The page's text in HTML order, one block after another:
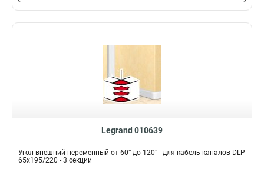
Legrand 010639
Угол внешний переменный от 60° до 120° - для кабель-каналов DLP
65х195/220 - 3 секции